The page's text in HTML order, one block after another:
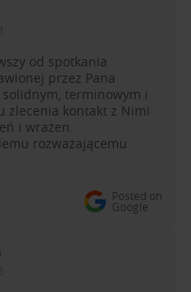
od spotkania
przez Pana
solidnym, terminowym i
zlecenia kontakt z Nimi
i wrażen.
rozważającemu
Posted on
Google